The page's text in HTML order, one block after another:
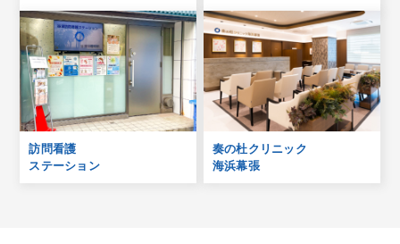
訪問看護
ステーション
奏の杜クリニック
海浜幕張